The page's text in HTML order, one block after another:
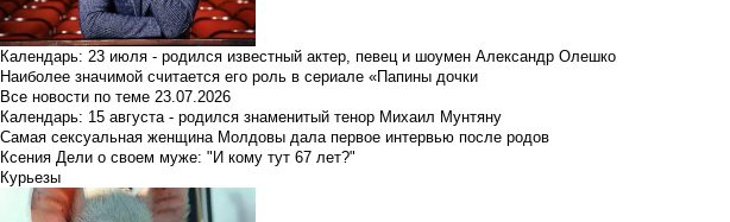
Календарь: 23 июля - родился известный актер, певец и шоумен Александр Олешко
Наиболее значимой считается его роль в сериале «Папины дочки
Все новости по теме 23.07.2026
Календарь: 15 августа - родился знаменитый тенор Михаил Мунтяну
Самая сексуальная женщина Молдовы дала первое интервью после родов
Ксения Дели о своем муже: "И кому тут 67 лет?"
Курьезы